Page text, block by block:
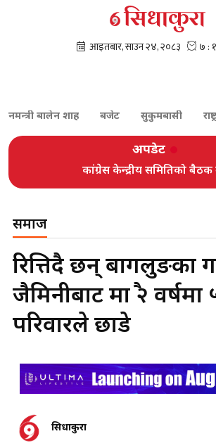
बालेन शाह सुकुमबासी राष्ट्रपति
अपडेट
कांग्रेस केन्द्रीय समितिको बैठक
समाज
रित्तिदै छन् बागलुङका
जैमिनीबाट मात्रै २
परिवारले छाडे
सिधाकुरा